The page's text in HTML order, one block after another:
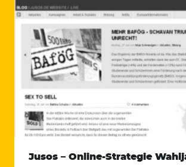
Suchen
nach:
Jusos – Online-Strategie